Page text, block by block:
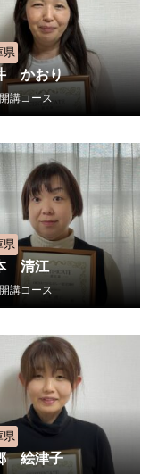
県
かおり
講コース
県
清江
講コース
県
絵津子